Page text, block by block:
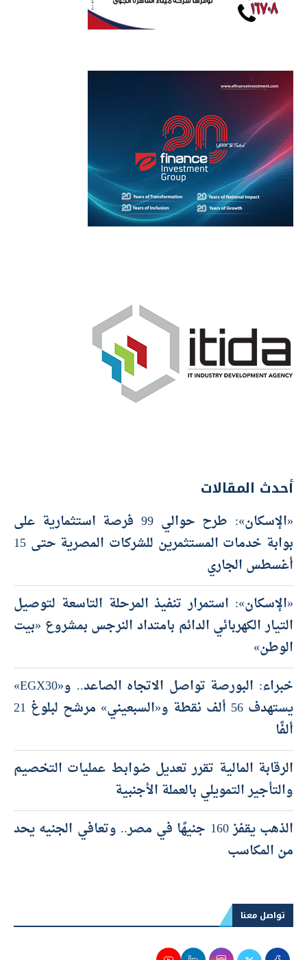
أحدث المقالات
«الإسكان»: طرح حوالي 99 فرصة استثمارية على
بوابة خدمات المستثمرين للشركات المصرية حتى 15
أغسطس الجاري
«الإسكان»: استمرار تنفيذ المرحلة التاسعة لتوصيل
التيار الكهربائي الدائم بامتداد النرجس بمشروع «بيت
الوطن»
خبراء: البورصة تواصل الاتجاه الصاعد.. و«EGX30»
يستهدف 56 ألف نقطة و«السبعيني» مرشح لبلوغ 21
ألفًا
الرقابة المالية تقرر تعديل ضوابط عمليات التخصيم
والتأجير التمويلي بالعملة الأجنبية
الذهب يقفز 160 جنيهًا في مصر.. وتعافي الجنيه يحد
من المكاسب
تواصل معنا